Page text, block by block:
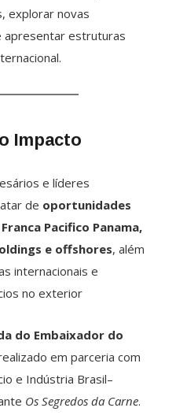
explorar novas
apresentar estruturas
Impacto
e líderes
de oportunidades
Pacifico Panama,
e offshores, além
internacionais e
no exterior
do Embaixador do
em parceria com
e Indústria Brasil–
Os Segredos da Carne.